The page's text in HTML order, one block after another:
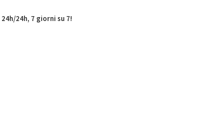
24h/24h, 7 giorni su 7!